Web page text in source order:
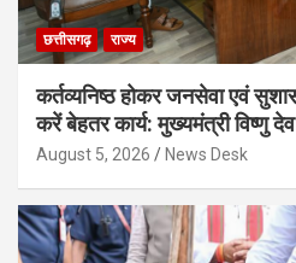
छत्तीसगढ़ राज्य
कर्तव्यनिष्ठ होकर जनसेवा एवं
करें बेहतर कार्य: मुख्यमंत्री विष्णु
August 5, 2026 News Desk